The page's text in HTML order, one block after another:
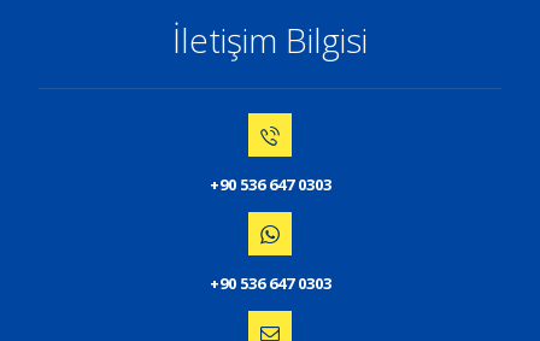
İletişim Bilgisi
+90 536 647 0303
+90 536 647 0303